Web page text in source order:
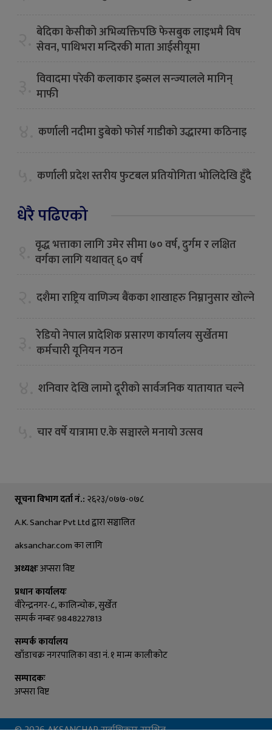
बेदिका केसीको अभिव्यक्तिपछि फेसबुक लाइभमै विष
सेवन, पाथिभरा मन्दिरकी माता आईसीयूमा
विवादमा परेकी कलाकार इब्सल सन्ज्यालले मागिन्
माफी
कर्णाली नदीमा डुबेको फोर्स गाडीको उद्धारमा कठिनाइ
कर्णाली प्रदेश स्तरीय फुटबल प्रतियोगिता भोलिदेखि हुँदै
धेरै पढिएको
वृद्ध भत्ताका लागि उमेर सीमा ७० वर्ष, दुर्गम र लक्षित
वर्गका लागि यथावत् ६० वर्ष
दशैमा राष्ट्रिय वाणिज्य बैंकका शाखाहरु निम्नानुसार खाेल्ने
रेडियो नेपाल प्रादेशिक प्रसारण कार्यालय सुर्खेतमा
कर्मचारी यूनियन गठन
शनिवार देखि लामो दूरीको सार्वजनिक यातायात चल्ने
चार वर्षे यात्रामा ए.के सञ्चारले मनायो उत्सव
सूचना विभाग दर्ता नं.: २६२३/०७७-०७८
A.K. Sanchar Pvt Ltd द्वारा सञ्चालित
aksanchar.com का लागि
अध्यक्षःअप्सरा विष्ट
प्रधान कार्यालयः
वीरेन्द्रनगर-८, कालिन्चाेक, सुर्खेत
सम्पर्क नम्बरः 9848227813
सम्पर्क कार्यालय
खाँडाचक्र नगरपालिका वडा नं. १ मान्म कालीकाेट
सम्पादकः
अप्सरा विष्ट
© 2026 AKSANCHAR सर्वाधिकार सुरक्षित